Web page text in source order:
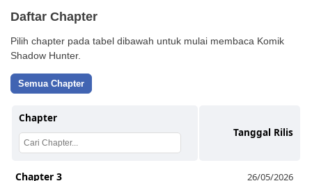
Daftar Chapter
Pilih chapter pada tabel dibawah untuk mulai membaca Komik
Shadow Hunter.
Semua Chapter
Chapter
Tanggal Rilis
Chapter 3 26/05/2026